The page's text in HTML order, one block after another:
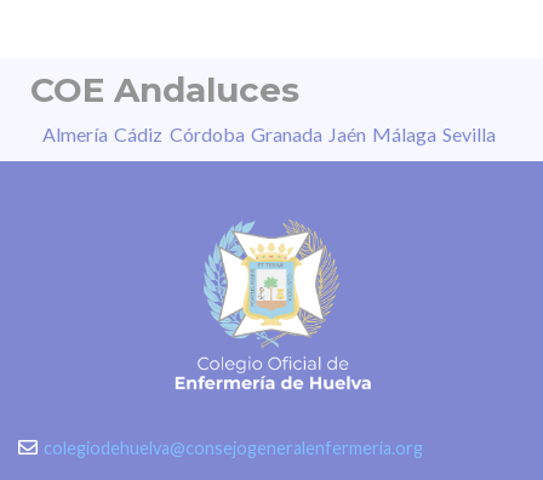
COE Andaluces
Almería Cádiz Córdoba Granada Jaén Málaga Sevilla
colegiodehuelva@consejogeneralenfermeria.org